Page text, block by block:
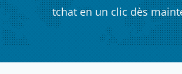
tchat en un clic dès